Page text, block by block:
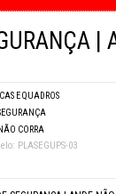
|
E QUADROS
CORRA
PLASEGUPS-03